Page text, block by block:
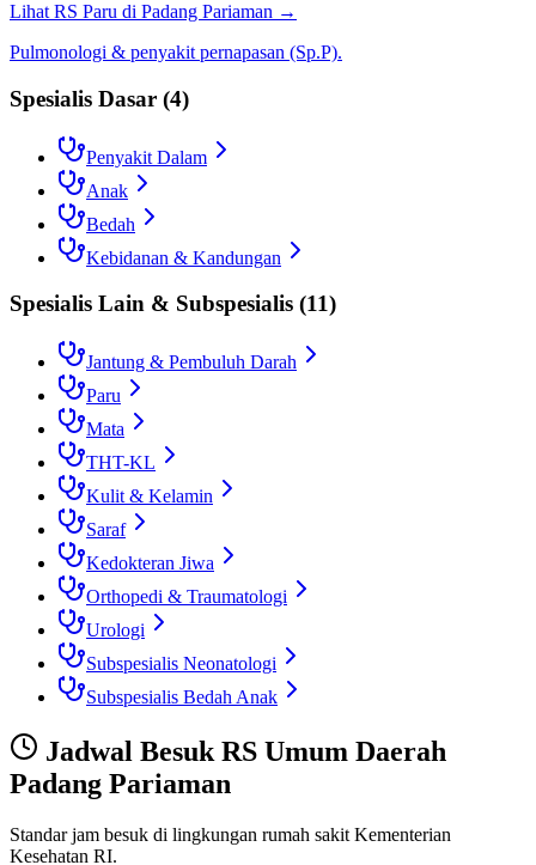
Lihat RS Paru di Padang Pariaman →
Pulmonologi & penyakit pernapasan (Sp.P).
Spesialis Dasar (4)
Penyakit Dalam
Anak
Bedah
Kebidanan & Kandungan
Spesialis Lain & Subspesialis (11)
Jantung & Pembuluh Darah
Paru
Mata
THT-KL
Kulit & Kelamin
Saraf
Kedokteran Jiwa
Orthopedi & Traumatologi
Urologi
Subspesialis Neonatologi
Subspesialis Bedah Anak
Jadwal Besuk RS Umum Daerah
Padang Pariaman
Standar jam besuk di lingkungan rumah sakit Kementerian
Kesehatan RI.